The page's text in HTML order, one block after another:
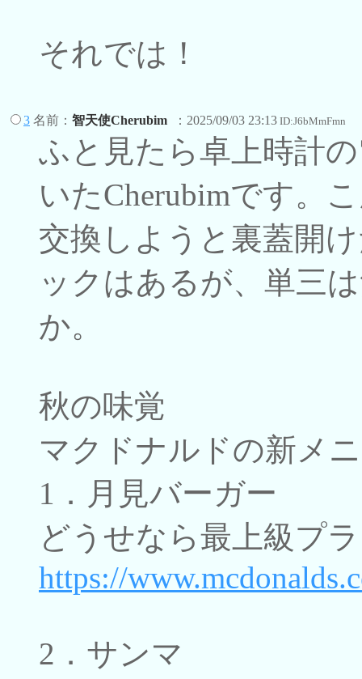
それでは！
3 名前： 智天使Cherubim ：2025/09/03 23:13 ID:J6bMmFmn
ふと見たら卓上時計
いたCherubimです。
交換しようと裏蓋開
ックはあるが、単三
か。
秋の味覚
マクドナルドの新メ
1．月見バーガー
どうせなら最上級プ
https://
2．サンマ